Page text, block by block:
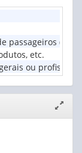
passageiros
etc.
ou
janela